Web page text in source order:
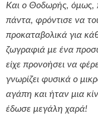
Και ο Θοδωρής, όμως,
πάντα, φρόντισε να
προκαταβολικά για
ζωγραφιά με ένα
είχε προνοήσει να
γνωρίζει φυσικά ο
αγάπη και ήταν μια
έδωσε μεγάλη χαρά!